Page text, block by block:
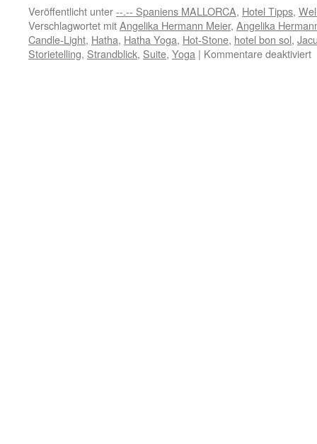
Veröffentlicht unter--.-- Spaniens MALLORCA, Hotel Tipps,
Verschlagwortet mitAngelika Hermann Meier, Angelika
Candle-Light, Hatha, Hatha Yoga, Hot-Stone, hotel bon sol,
Storietelling, Strandblick, Suite, Yoga | Kommentare deaktiviert